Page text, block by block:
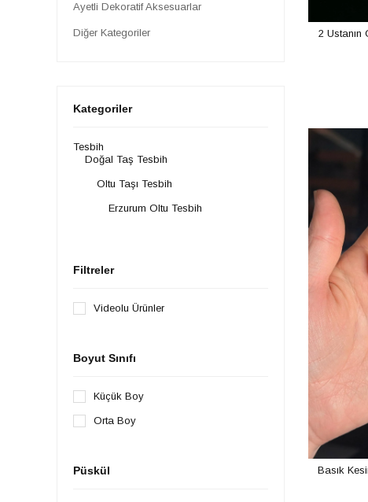
Ayetli Dekoratif Aksesuarlar
Diğer Kategoriler
Kategoriler
Tesbih
Doğal Taş Tesbih
Oltu Taşı Tesbih
Erzurum Oltu Tesbih
Filtreler
Videolu Ürünler
Boyut Sınıfı
Küçük Boy
Orta Boy
Püskül
2 Ustanın
Basık